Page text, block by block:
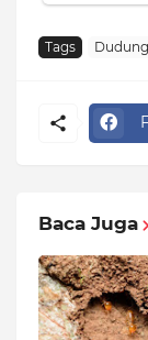
Tags
Baca Juga